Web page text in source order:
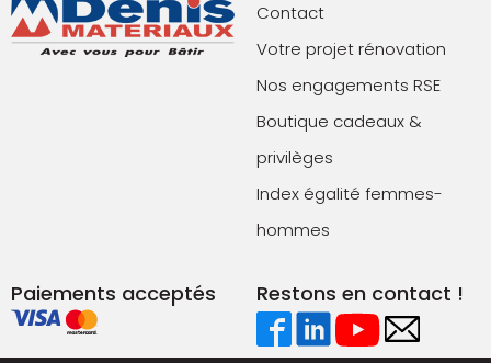
Contact
Votre projet rénovation
Nos engagements RSE
Boutique cadeaux &
privilèges
Index égalité femmes-
hommes
Paiements acceptés Restons en contact !